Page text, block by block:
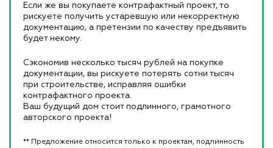
Если же вы покупаете контрафактный проект, то
рискуете получить устаревшую или некорректную
документацию, а претензии по качеству предъявить
будет некому.
Сэкономив несколько тысяч рублей на покупке
документации, вы рискуете потерять сотни тысяч
при строительстве, исправляя ошибки
контрафактного проекта.
Ваш будущий дом стоит подлинного, грамотного
авторского проекта!
** Предложение относится только к проектам, подлинность